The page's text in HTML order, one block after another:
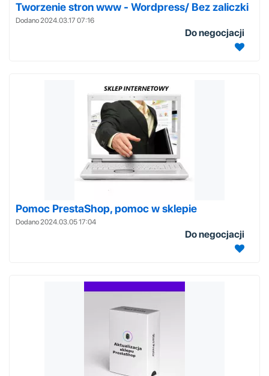
Tworzenie stron www - Wordpress/ Bez zaliczki
Dodano 2024.03.17 07:16
Do negocjacji
Pomoc PrestaShop, pomoc w sklepie
Dodano 2024.03.05 17:04
Do negocjacji